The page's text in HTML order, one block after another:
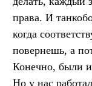
права. И
когда
повернешь, а
Конечно, были
Но у нас